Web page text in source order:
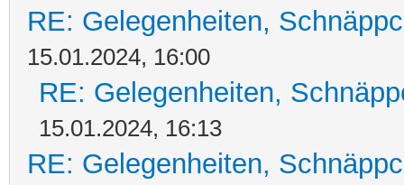
RE: Gelegenheiten,
15.01.2024, 16:00
RE: Gelegenheiten,
15.01.2024, 16:13
RE: Gelegenheiten,